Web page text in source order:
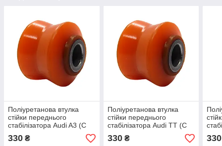
Поліуретанова втулка
стійки переднього
стабілізатора Audi A3 (С
ВВАРЕНОЮ МЕТАЛЕВОЇ
ВТУЛКОЮ), PP-0596d
330 ₴
Поліуретанова втулка
стійки переднього
стабілізатора Audi TT (С
ВВАРЕНОЮ МЕТАЛЕВОЇ
ВТУЛКОЮ), PP-0596d
330₴ 330